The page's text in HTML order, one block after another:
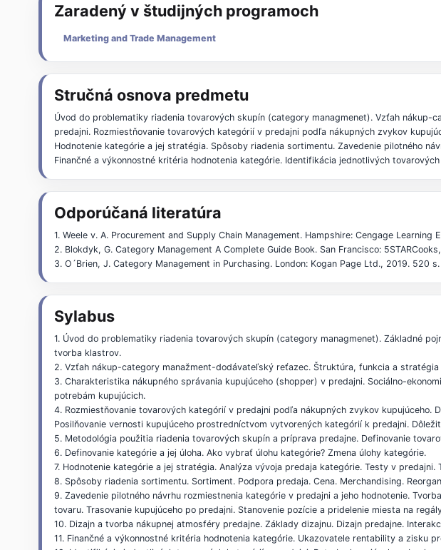
Zaradený v študijných programoch
Marketing and Trade Management
Stručná osnova predmetu
Úvod do problematiky riadenia tovarových skupín (category managmenet). Vzťah
predajni. Rozmiestňovanie tovarových kategórií v predajni podľa nákupných zvykov
Hodnotenie kategórie a jej stratégia. Spôsoby riadenia sortimentu. Zavedenie pilotného
Finančné a výkonnostné kritéria hodnotenia kategórie. Identifikácia jednotlivých
Odporúčaná literatúra
1. Weele v. A. Procurement and Supply Chain Management. Hampshire: Cengage Learning
2. Blokdyk, G. Category Management A Complete Guide Book. San Francisco:
3. O´Brien, J. Category Management in Purchasing. London: Kogan Page Ltd., 2019. 520
Sylabus
1. Úvod do problematiky riadenia tovarových skupín (category managmenet). Základné
tvorba klastrov.
2. Vzťah nákup-category manažment-dodávateľský reťazec. Štruktúra, funkcia a
3. Charakteristika nákupného správania kupujúceho (shopper) v predajni. Sociálno-
potrebám kupujúcich.
4. Rozmiestňovanie tovarových kategórií v predajni podľa nákupných zvykov
Posilňovanie vernosti kupujúceho prostredníctvom vytvorených kategórií k predajni.
5. Metodológia použitia riadenia tovarových skupín a príprava predajne. Definovanie
6. Definovanie kategórie a jej úloha. Ako vybrať úlohu kategórie? Zmena úlohy kategórie.
7. Hodnotenie kategórie a jej stratégia. Analýza vývoja predaja kategórie. Testy v
8. Spôsoby riadenia sortimentu. Sortiment. Podpora predaja. Cena. Merchandising.
9. Zavedenie pilotného návrhu rozmiestnenia kategórie v predajni a jeho hodnotenie.
tovaru. Trasovanie kupujúceho po predajni. Stanovenie pozície a pridelenie miesta na
10. Dizajn a tvorba nákupnej atmosféry predajne. Základy dizajnu. Dizajn predajne.
11. Finančné a výkonnostné kritéria hodnotenia kategórie. Ukazovatele rentability a zisku